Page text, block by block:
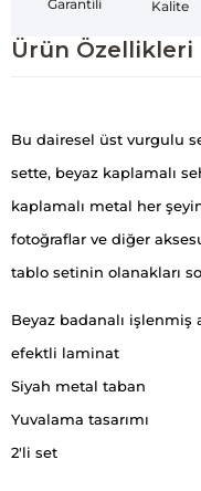
Garantili
Kalite
Ürün Özellikleri
Bu dairesel üst vurgulu
sette, beyaz kaplamalı
kaplamalı metal her
fotoğraflar ve diğer
tablo setinin olanakları
Beyaz badanalı işlenmiş
efektli laminat
Siyah metal taban
Yuvalama tasarımı
2'li set